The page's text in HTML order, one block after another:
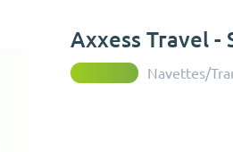
Axxess Travel -
Navettes/